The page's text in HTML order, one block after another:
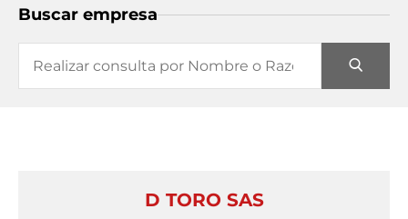
Buscar empresa
D TORO SAS